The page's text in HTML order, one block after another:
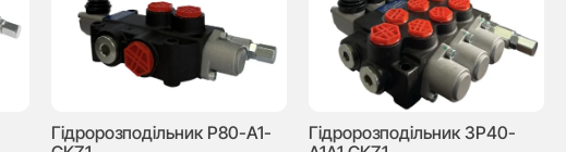
Гідророзподільник P80-A1-
Гідророзподільник 3P40-